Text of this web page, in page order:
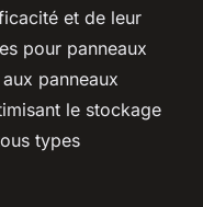
et de leur
pour panneaux
panneaux
le stockage
types